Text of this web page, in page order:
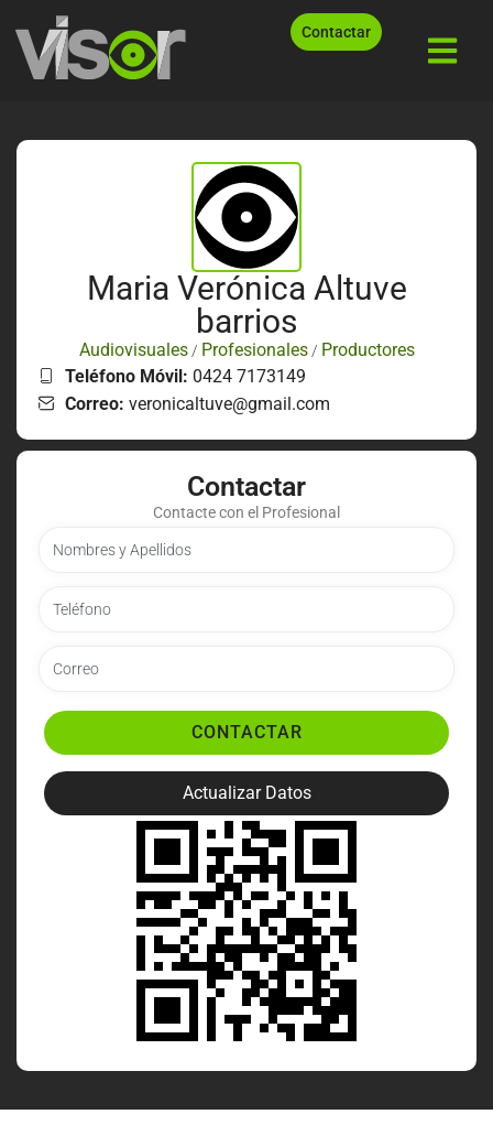
Contactar
Maria Verónica Altuve
barrios
Audiovisuales/ Profesionales/ Productores
Teléfono Móvil: 0424 7173149
Correo: veronicaltuve@gmail.com
Contactar
Contacte con el Profesional
CONTACTAR
Actualizar Datos